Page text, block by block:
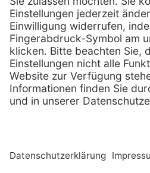
Sprechstundenbedarf
Retoure anmelden
Zertifikat